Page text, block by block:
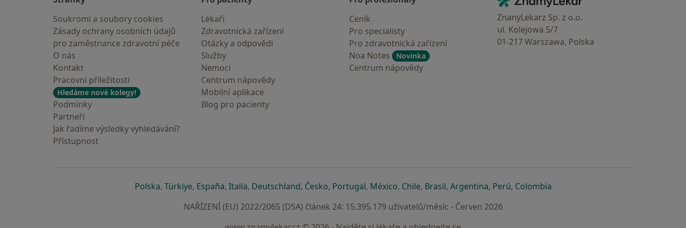
Soukromí a soubory cookies
Zásady ochrany osobních údajů
pro zaměstnance zdravotní péče
O nás
Kontakt
Pracovní příležitosti
Hledáme nové kolegy!
Podmínky
Partneři
Jak řadíme výsledky vyhledávání?
Přístupnost
Lékaři
Zdravotnická zařízení
Otázky a odpovědi
Služby
Nemoci
Centrum nápovědy
Mobilní aplikace
Blog pro pacienty
Ceník
Pro specialisty
Pro zdravotnická zařízení
Noa Notes
Novinka
Centrum nápovědy
ZnanyLekarz Sp. z o.o.
ul. Kolejowa 5/7
01-217 Warszawa, Polska
Polskase otevře v nové záložce
, Türkiyese otevře v nové záložce
, Españase otevře v nové záložce
, Italiase otevře v nové záložce
, Deutschlandse otevře v nové záložce
, Českose otevře v nové záložce
, Portugalse otevře v nové záložce
, Méxicose otevře v nové záložce
, Chilese otevře v nové záložce
, Brasilse otevře v nové záložce
, Argentinase otevře v nové záložce
, Perúse otevře v nové záložce
, Colombiase otevře v nové záložce
NAŘÍZENÍ (EU) 2022/2065 (DSA) článek 24: 15.395.179 uživatelů/měsíc - Červen 2026